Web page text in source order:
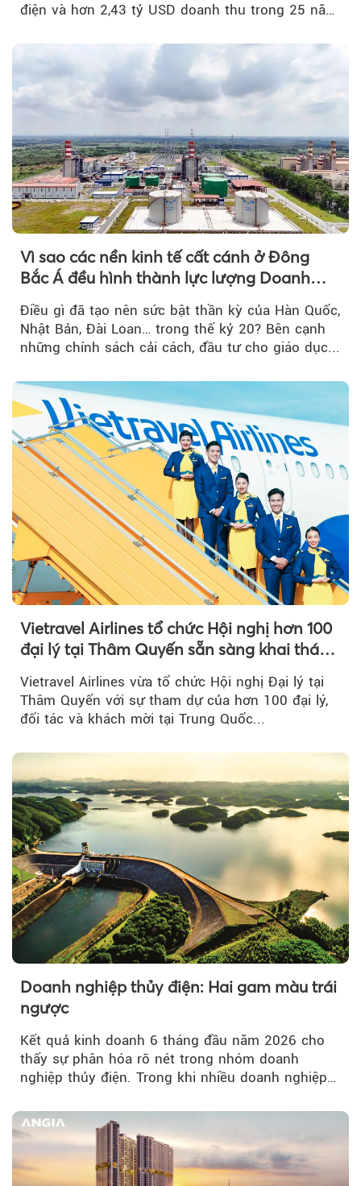
điện và hơn 2,43 tỷ USD doanh thu trong 25 năm
Vì sao các nền kinh tế cất cánh ở Đông
Bắc Á đều hình thành lực lượng Doanh
Điều gì đã tạo nên sức bật thần kỳ của Hàn Quốc,
Nhật Bản, Đài Loan… trong thế kỷ 20? Bên cạnh
những chính sách cải cách, đầu tư cho giáo dục...
Vietravel Airlines tổ chức Hội nghị hơn 100
đại lý tại Thâm Quyến sẵn sàng khai thác
đường bay thẳng TP.HCM - Thâm Quyến
Vietravel Airlines vừa tổ chức Hội nghị Đại lý tại
Thâm Quyến với sự tham dự của hơn 100 đại lý,
đối tác và khách mời tại Trung Quốc...
Doanh nghiệp thủy điện: Hai gam màu trái
ngược
Kết quả kinh doanh 6 tháng đầu năm 2026 cho
thấy sự phân hóa rõ nét trong nhóm doanh
nghiệp thủy điện. Trong khi nhiều doanh nghiệp